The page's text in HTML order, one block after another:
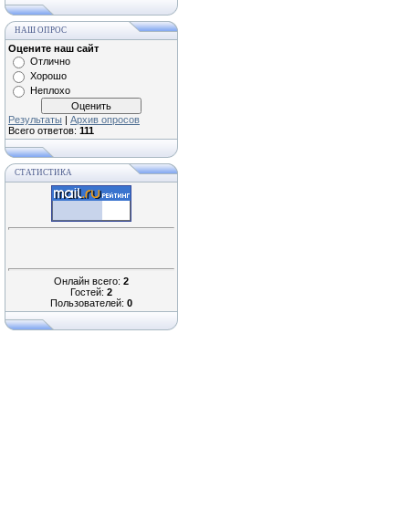
НАШ ОПРОС
Оцените наш сайт
Отлично
Хорошо
Неплохо
Результаты | Архив опросов
Всего ответов: 111
СТАТИСТИКА
Онлайн всего: 2
Гостей: 2
Пользователей: 0